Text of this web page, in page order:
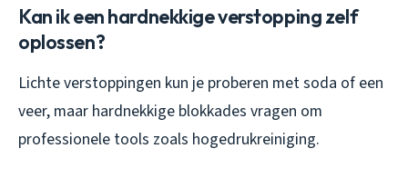
Kan ik een hardnekkige verstopping zelf
oplossen?
Lichte verstoppingen kun je proberen met soda of een
veer, maar hardnekkige blokkades vragen om
professionele tools zoals hogedrukreiniging.